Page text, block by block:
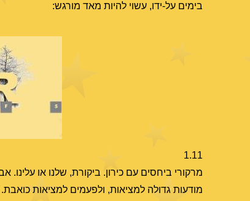
בימים על-ידו, עשוי להיות מאד מורגש:
1.11
מרקורי ביחסים עם כירון. ביקורת, שלנו או עלינו.
מודעות גדולה למציאות, ולפעמים למציאות כואבת.